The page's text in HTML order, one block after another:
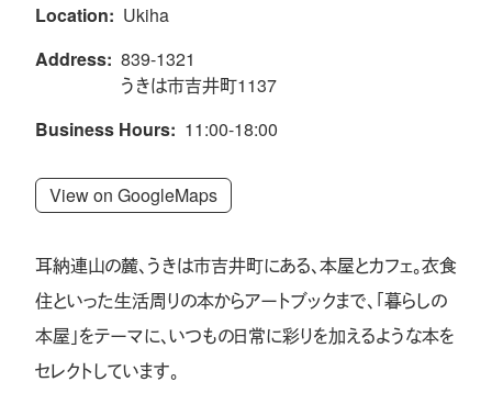
Location: Ukiha
Address: 839-1321
うきは市吉井町1137
Business Hours: 11:00-18:00
View on GoogleMaps
耳納連山の麓、うきは市吉井町にある、本屋とカフェ。衣食
住といった生活周りの本からアートブックまで、「暮らしの
本屋」をテーマに、いつもの日常に彩りを加えるような本を
セレクトしています。